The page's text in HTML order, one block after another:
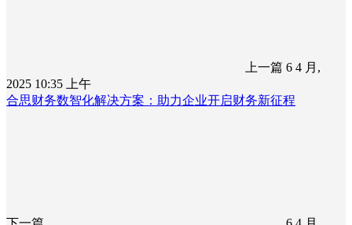
上一篇 6 4 月,
2025 10:35 上午
合思财务数智化解决方案：助力企业开启财务新征程